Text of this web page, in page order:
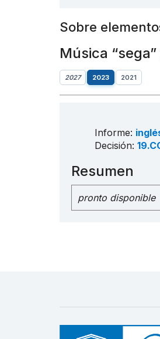
Sobre
Música
2027 2023 2021
Informe:
Decisión:
Resumen
pronto disponible